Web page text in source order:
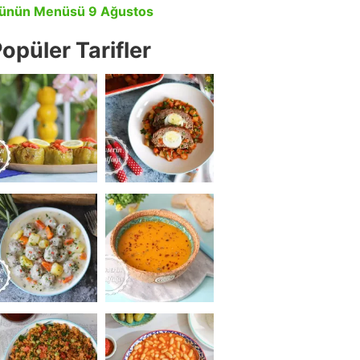
Menüsü 9 Ağustos
Tarifler